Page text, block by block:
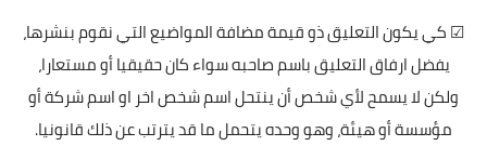
☑ كي يكون التعليق ذو قيمة مضافة المواضيع التي نقوم بنشرها،
يفضل ارفاق التعليق باسم صاحبه سواء كان حقيقيا أو مستعارا،
ولكن لا يسمح لأي شخص أن ينتحل اسم شخص اخر او اسم شركة أو
مؤسسة أو هيئة، وهو وحده يتحمل ما قد يترتب عن ذلك قانونيا.